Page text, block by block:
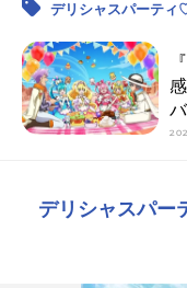
デリシャスパーティ
デリシャスパー